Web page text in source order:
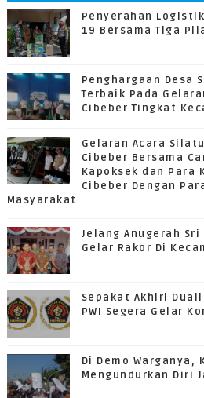
Penyerahan
19 Bersama Tiga
Penghargaan Desa
Terbaik Pada
Cibeber Tingkat
Gelaran Acara
Cibeber Bersama
Kapoksek dan Para
Cibeber Dengan
Masyarakat
Jelang Anugerah
Gelar Rakor Di
Sepakat Akhiri
PWI Segera Gelar
Di Demo Warganya,
Mengundurkan Diri